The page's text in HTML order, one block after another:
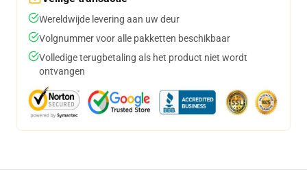
Wereldwijde levering aan uw deur
Volgnummer voor alle pakketten beschikbaar
Volledige terugbetaling als het product niet wordt
ontvangen